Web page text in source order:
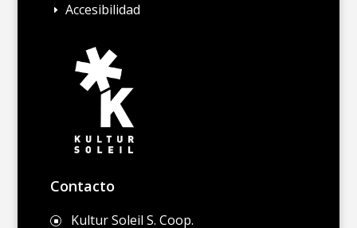
E Accesibilidad
Contacto
] Kultur Soleil S. Coop.